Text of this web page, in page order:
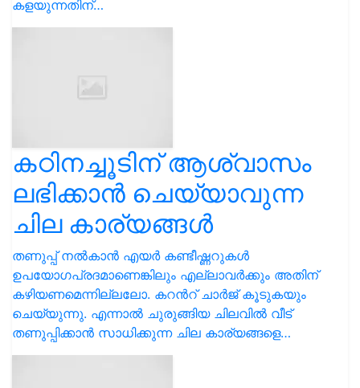
കളയുന്നതിന്…
കഠിനച്ചൂടിന് ആശ്വാസം
ലഭിക്കാൻ ചെയ്യാവുന്ന
ചില കാര്യങ്ങൾ
തണുപ്പ് നൽകാൻ എയര്‍ കണ്ടീഷ്ണറുകള്‍
ഉപയോഗപ്രദമാണെങ്കിലും എല്ലാവർക്കും അതിന്
കഴിയണമെന്നില്ലലോ. കറൻറ് ചാർജ് കൂടുകയും
ചെയ്യുന്നു. എന്നാൽ ചുരുങ്ങിയ ചിലവിൽ വീട്
തണുപ്പിക്കാൻ സാധിക്കുന്ന ചില കാര്യങ്ങളെ…